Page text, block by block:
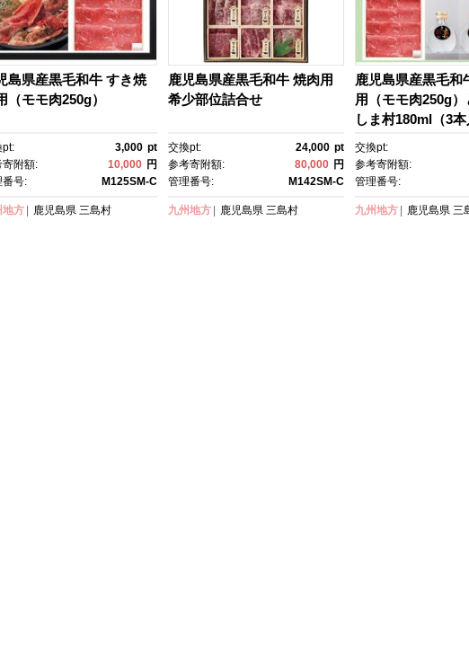
島県産黒毛和牛 すき焼
（モモ肉250g）
pt: 3,000 pt
寄附額:
10,000 円
番号:
M125SM-C
地方 鹿児島県 三島村
鹿児島県産黒毛和牛 焼肉用
希少部位詰合せ
交換pt: 24,000 pt
参考寄附額:
80,000 円
管理番号:
M142SM-C
九州地方 鹿児島県 三島村
鹿児島県産黒毛和
用（モモ肉250g
しま村180ml（3
ット
交換pt:
参考寄附額:
管理番号:
九州地方 鹿児島県 三